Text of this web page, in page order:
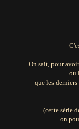
On sait, pour
ou
que les
(cette série
on